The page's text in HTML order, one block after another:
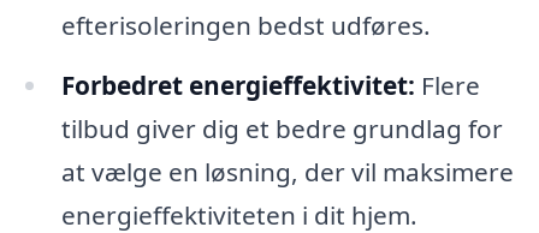
efterisoleringen bedst udføres.
Forbedret energieffektivitet: Flere
tilbud giver dig et bedre grundlag for
at vælge en løsning, der vil maksimere
energieffektiviteten i dit hjem.